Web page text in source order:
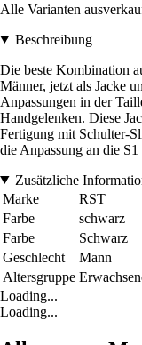
Alle Varianten
Beschreibung
Die beste Kombination
Männer, jetzt als Jacke
Anpassungen in der
Handgelenken. Diese
Fertigung mit Schulter-
die Anpassung an die
Zusätzliche
Marke
RST
Farbe
schwarz
Farbe
Schwarz
Geschlecht
Mann
Altersgruppe
Loading...
Loading...